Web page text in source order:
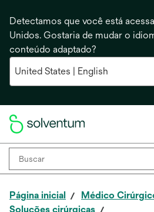
Detectamos que você está
Unidos. Gostaria de mudar o
conteúdo adaptado?
Página inicial
Médico
Soluções cirúrgicas